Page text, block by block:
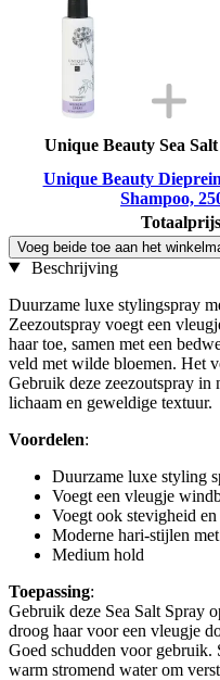
Unique Beauty Sea
Unique Beauty
Shampoo,
Voeg beide toe aan het
Beschrijving
Duurzame luxe stylingspray
Zeezoutspray voegt een
haar toe, samen met een
veld met wilde bloemen. Het
Gebruik deze zeezoutspray in
lichaam en geweldige textuur.
Voordelen:
Duurzame luxe styling
Voegt een vleugje
Voegt ook stevigheid
Moderne hari-stijlen
Medium hold
Toepassing:
Gebruik deze Sea Salt Spray
droog haar voor een vleugje
Goed schudden voor gebruik.
warm stromend water om